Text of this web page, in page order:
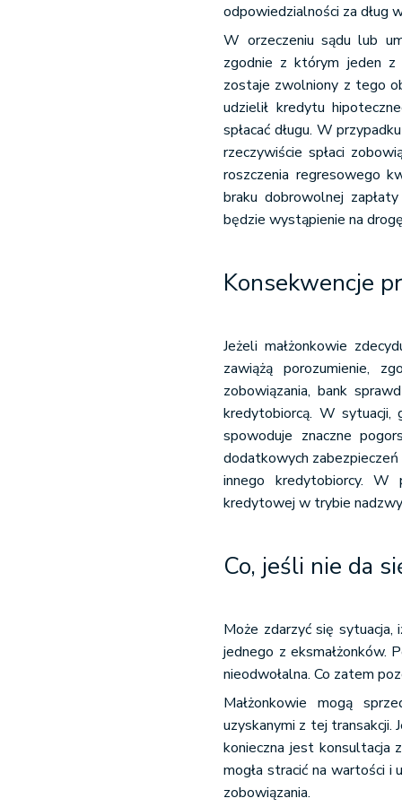
odpowiedzialności za dług
W orzeczeniu sądu lub
zgodnie z którym jeden z
zostaje zwolniony z tego
udzielił kredytu
spłacać długu. W
rzeczywiście spłaci
roszczenia regresowego
braku dobrowolnej
będzie wystąpienie na
Konsekwencje
Jeżeli małżonkowie
zawiążą porozumienie,
zobowiązania, bank
kredytobiorcą. W sytuacji,
spowoduje znaczne
dodatkowych zabezpieczeń
innego kredytobiorcy. W
kredytowej w trybie
Co, jeśli nie da
Może zdarzyć się sytuacja,
jednego z eksmałżonków.
nieodwołalna. Co zatem
Małżonkowie mogą
uzyskanymi z tej transakcji.
konieczna jest konsultacja
mogła stracić na wartości i
zobowiązania.